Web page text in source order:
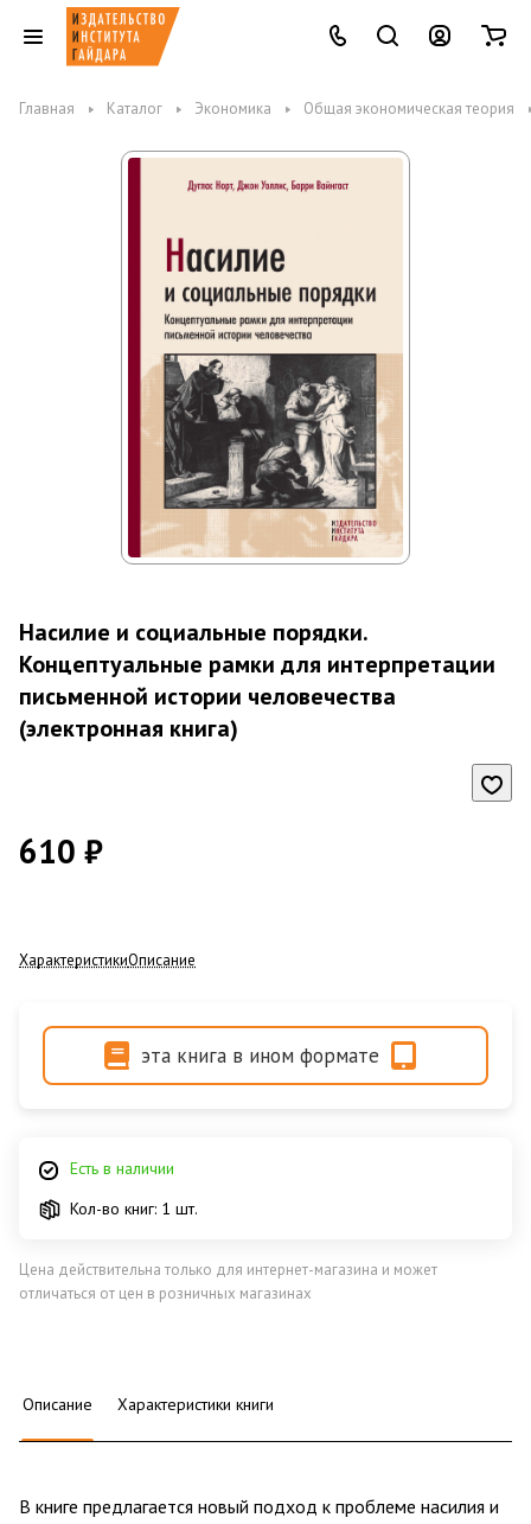
Главная Каталог Экономика Общая экономическая теория
Насилие и социальные порядки.
Концептуальные рамки для интерпретации
письменной истории человечества
(электронная книга)
610 ₽
ХарактеристикиОписание
эта книга в ином формате
Есть в наличии
Кол-во книг: 1 шт.
Цена действительна только для интернет-магазина и может
отличаться от цен в розничных магазинах
Описание Характеристики книги
В книге предлагается новый подход к проблеме насилия и